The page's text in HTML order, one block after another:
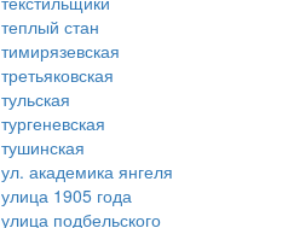
теплый стан
тимирязевская
третьяковская
тульская
тургеневская
тушинская
ул. академика янгеля
улица 1905 года
улица подбельского